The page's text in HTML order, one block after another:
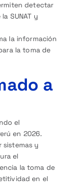
detectar
SUNAT y
la información
la toma de
a
el
en 2026.
y
el
la toma de
en el